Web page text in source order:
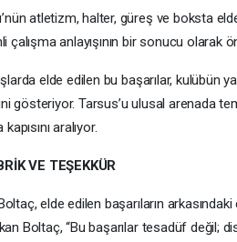
atletizm, halter, güreş ve boksta
anlayışının bir sonucu olarak
elde edilen bu başarılar, kulübün
gösteriyor. Tarsus’u ulusal arenada
aralıyor.
VE TEŞEKKÜR
elde edilen başarıların
Boltaç, “Bu başarılar tesadüf değil;